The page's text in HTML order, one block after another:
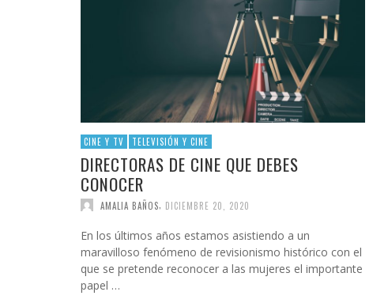
CINE Y TV TELEVISIÓN Y CINE
DIRECTORAS DE CINE QUE DEBES
CONOCER
AMALIA BAÑOS DICIEMBRE 20, 2020
En los últimos años estamos asistiendo a un
maravilloso fenómeno de revisionismo histórico con el
que se pretende reconocer a las mujeres el importante
papel …